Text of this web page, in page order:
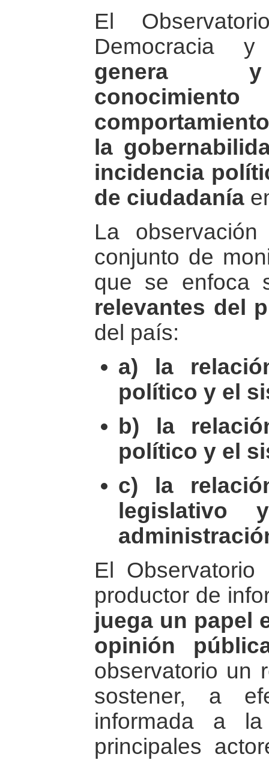
El
Democracia
genera y
la
incidencia
de ciudadanía
La
conjunto de
que se enfoca
relevantes del
del país:
a) la
político y el
b) la
político y el
c) la
El
productor de
juega un papel
opinión
observatorio un
sostener, a
informada a
principales